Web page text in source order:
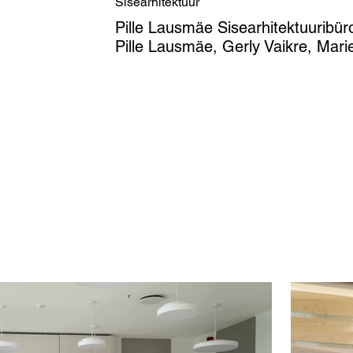
Pille Lausmäe
Pille Lausmäe, Gerly Vaikre,